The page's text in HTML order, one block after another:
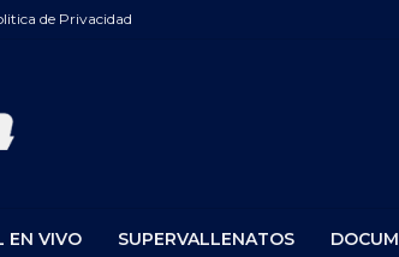
de Privacidad
EN VIVO SUPERVALLENATOS